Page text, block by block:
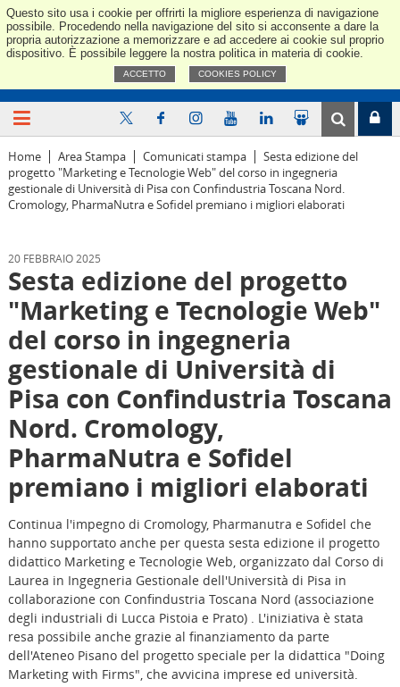
Questo sito usa i cookie per offrirti la migliore esperienza di navigazione
possibile. Procedendo nella navigazione del sito si acconsente a dare la
propria autorizzazione a memorizzare e ad accedere ai cookie sul proprio
dispositivo. È possibile leggere la nostra politica in materia di cookie.
ACCETTO COOKIES POLICY
Home Area Stampa Comunicati stampa
Sesta edizione del
progetto "Marketing e Tecnologie Web" del corso in ingegneria
gestionale di Università di Pisa con Confindustria Toscana Nord.
Cromology, PharmaNutra e Sofidel premiano i migliori elaborati
20 FEBBRAIO 2025
Sesta edizione del progetto
"Marketing e Tecnologie Web"
del corso in ingegneria
gestionale di Università di
Pisa con Confindustria Toscana
Nord. Cromology,
PharmaNutra e Sofidel
premiano i migliori elaborati
Continua l'impegno di Cromology, Pharmanutra e Sofidel che
hanno supportato anche per questa sesta edizione il progetto
didattico Marketing e Tecnologie Web, organizzato dal Corso di
Laurea in Ingegneria Gestionale dell'Università di Pisa in
collaborazione con Confindustria Toscana Nord (associazione
degli industriali di Lucca Pistoia e Prato) . L'iniziativa è stata
resa possibile anche grazie al finanziamento da parte
dell'Ateneo Pisano del progetto speciale per la didattica "Doing
Marketing with Firms", che avvicina imprese ed università.